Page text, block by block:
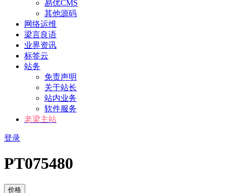
易优CMS
其他源码
网络运维
梁言良语
业界资讯
标签云
站务
免责声明
关于站长
站内业务
软件服务
老梁主站
登录
PT075480
价格